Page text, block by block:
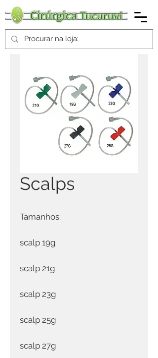
Scalps
Tamanhos:
scalp 19g
scalp 21g
scalp 23g
scalp 25g
scalp 27g